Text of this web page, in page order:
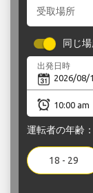
受取場所
同じ
出発日時
運転者の年齢：
18 - 29